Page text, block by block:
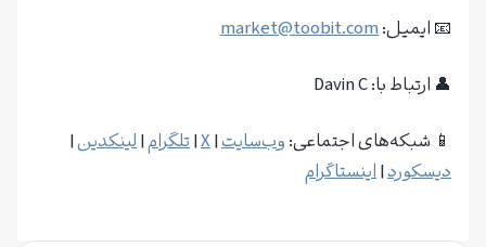
📧 ایمیل:market@toobit.com
👤 ارتباط با: Davin C
📱 شبکه‌های اجتماعی:وب‌سایت|
X
|تلگرام|لینکدین|
دیسکورد|اینستاگرام